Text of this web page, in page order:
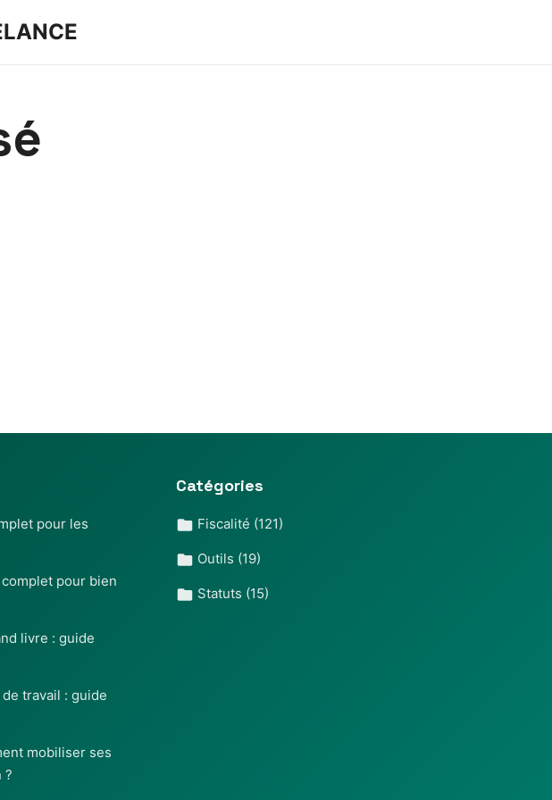
pour les
pour bien
livre : guide
travail : guide
mobiliser ses
?
Catégories
Fiscalité (121)
Outils (19)
Statuts (15)